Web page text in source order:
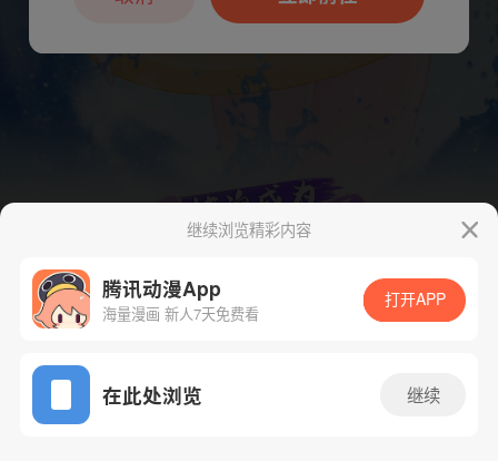
App免费看
下一话
继续浏览精彩内容
腾讯动漫App
海量漫画 新人7天免费看
打开APP
在此处浏览 继续